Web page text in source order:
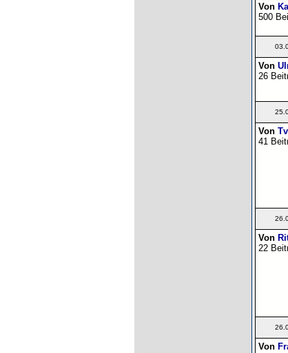
Von
500
Von
26
Von
41
Von
22
Von